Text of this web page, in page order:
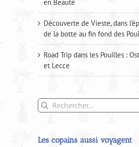
en Beauté
Découverte de Vieste, dans
de la botte au fin fond des
Road Trip dans les Pouilles :
et Lecce
Rechercher:
Les copains aussi voyagent